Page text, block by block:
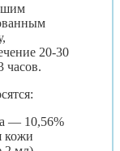
20-30
часов.
— 10,56%
кожи